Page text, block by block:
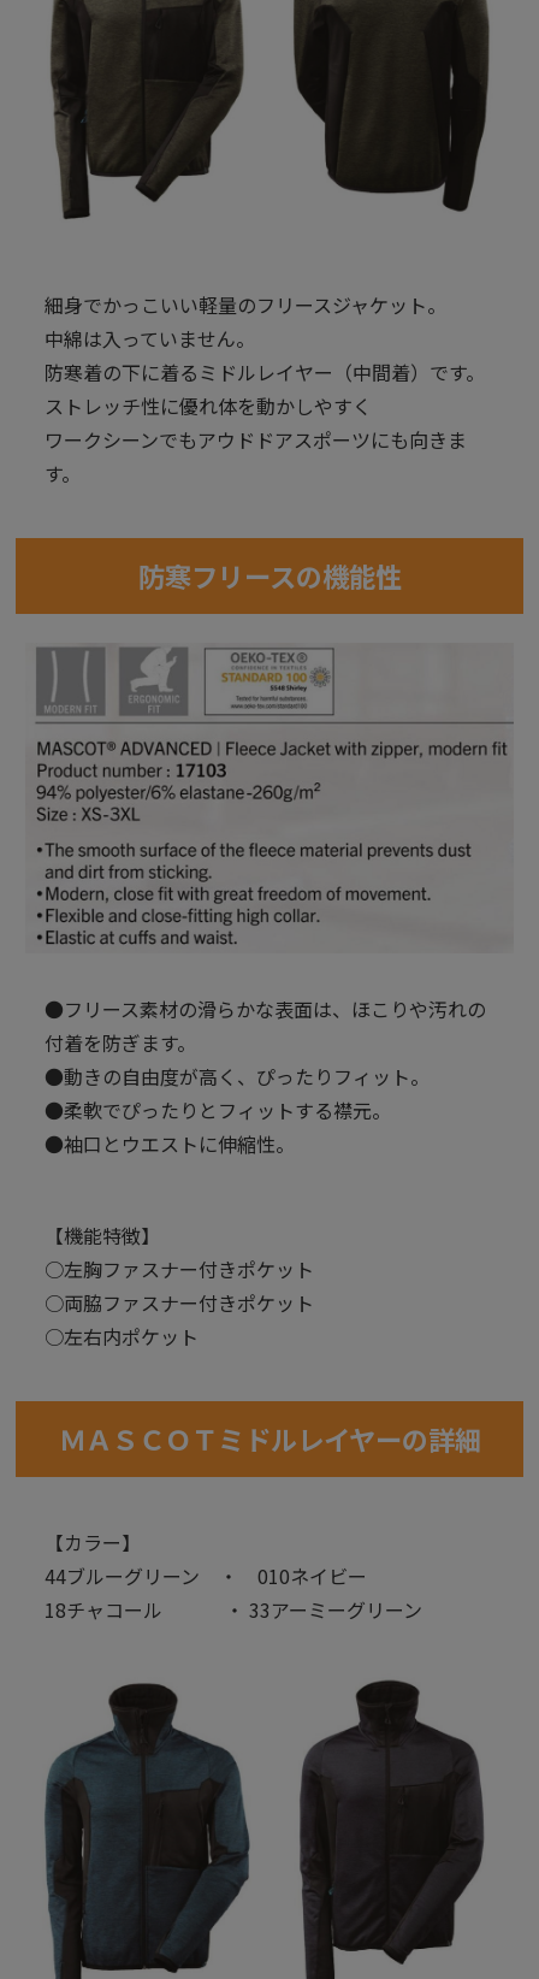
細身でかっこいい軽量のフリースジャケット。
中綿は入っていません。
防寒着の下に着るミドルレイヤー（中間着）です。
ストレッチ性に優れ体を動かしやすく
ワークシーンでもアウドドアスポーツにも向きま
す。
防寒フリースの機能性
●フリース素材の滑らかな表面は、ほこりや汚れの
付着を防ぎます。
●動きの自由度が高く、ぴったりフィット。
●柔軟でぴったりとフィットする襟元。
●袖口とウエストに伸縮性。
【機能特徴】
○左胸ファスナー付きポケット
○両脇ファスナー付きポケット
○左右内ポケット
ＭＡＳＣＯＴミドルレイヤーの詳細
【カラー】
44ブルーグリーン ・ 010ネイビー
18チャコール ・ 33アーミーグリーン